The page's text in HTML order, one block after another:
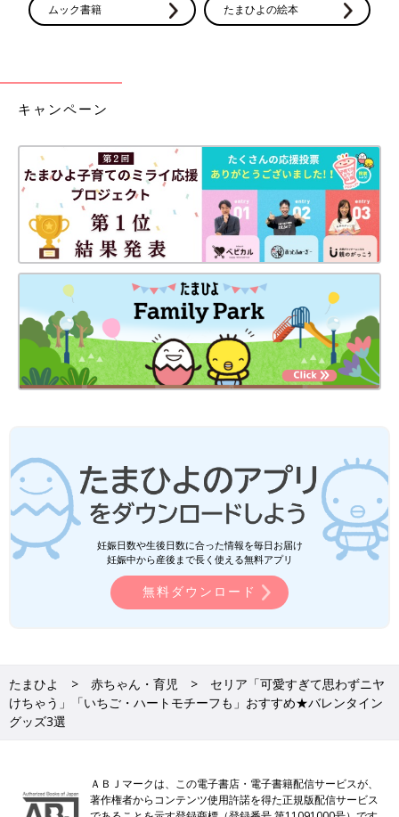
ムック書籍 たまひよの絵本
キャンペーン
妊娠日数や生後日数に合った情報を毎日お届け
妊娠中から産後まで長く使える無料アプリ
無料ダウンロード
たまひよ 赤ちゃん・育児
セリア「可愛すぎて思わずニヤ
けちゃう」「いちご・ハートモチーフも」おすすめ★バレンタイン
グッズ3選
ＡＢＪマークは、この電子書店・電子書籍配信サービスが、
著作権者からコンテンツ使用許諾を得た正規版配信サービス